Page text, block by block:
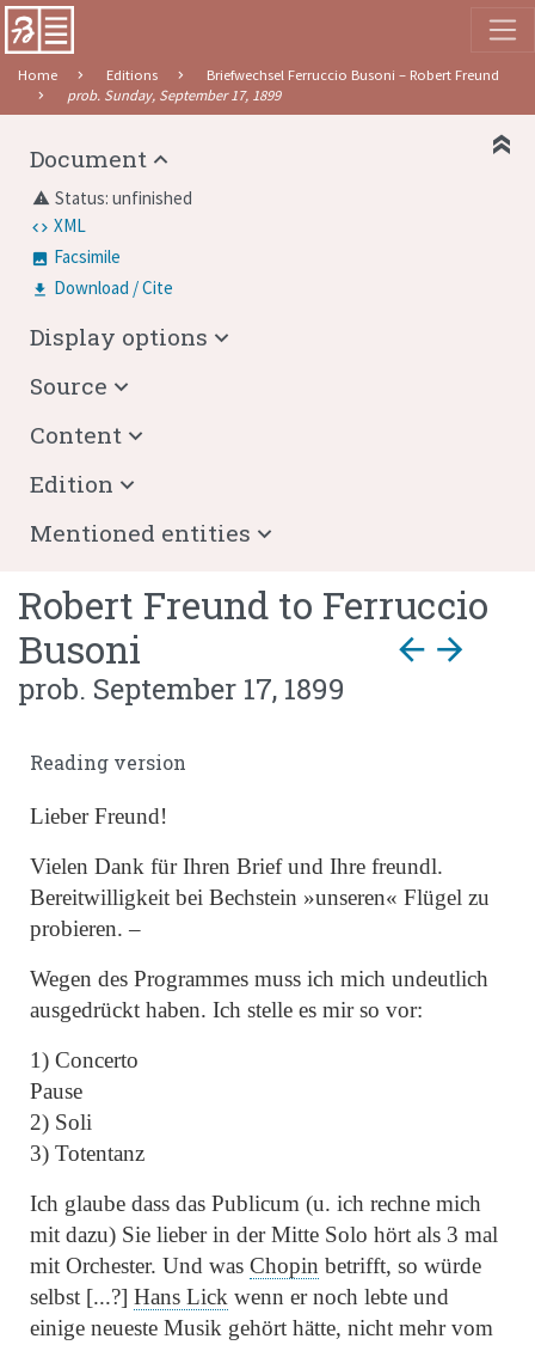
Home Editions
Briefwechsel Ferruccio Busoni – Robert Freund
prob. Sunday, September 17, 1899
Robert Freund to Ferruccio
Busoni
arrow_back arrow_forward
prob. September 17, 1899
Reading version
Lieber Freund!
Vielen Dank für Ihren Brief und Ihre freundl.
Bereitwilligkeit bei Bechstein »unseren« Flügel zu
probieren. –
Wegen des Programmes muss ich mich undeutlich
ausgedrückt haben. Ich stelle es mir so vor:
1) Concerto
Pause
2) Soli
3) Totentanz
Ich glaube dass das Publicum (u. ich rechne mich
mit dazu) Sie lieber in der Mitte Solo hört als 3 mal
mit Orchester. Und was Chopin betrifft, so würde
selbst [...?] Hans Lick wenn er noch lebte und
einige neueste Musik gehört hätte, nicht mehr vom
Document
warning Status: unfinished
XML
Facsimile
Download / Cite
Display options
Source
Content
Edition
Mentioned entities